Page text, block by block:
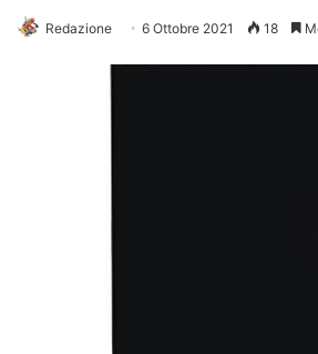
Redazione 6 Ottobre 2021 18